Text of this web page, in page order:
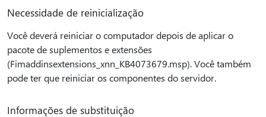
Necessidade de reinicialização
Você deverá reiniciar o computador depois de aplicar o
pacote de suplementos e extensões
(Fimaddinsextensions_xnn_KB4073679.msp). Você também
pode ter que reiniciar os componentes do servidor.
Informações de substituição